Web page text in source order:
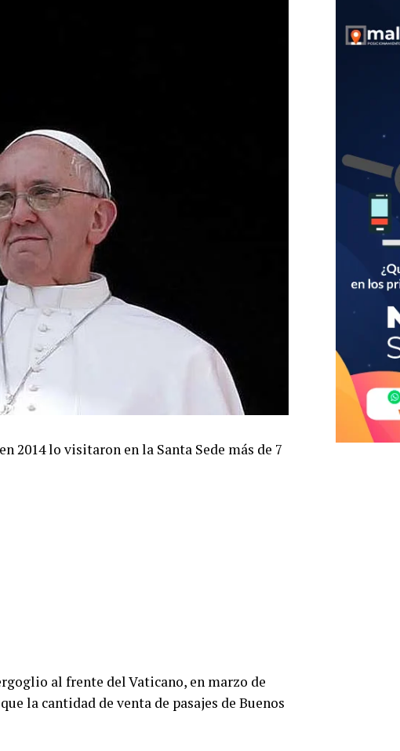
2014 lo visitaron en la Santa Sede más de 7
al frente del Vaticano, en marzo de
la cantidad de venta de pasajes de Buenos